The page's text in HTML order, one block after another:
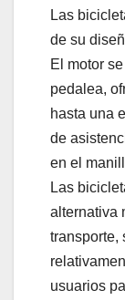
Las
de su
El motor
pedalea,
hasta una
de
en el
Las
alternativa
transporte,
usuarios